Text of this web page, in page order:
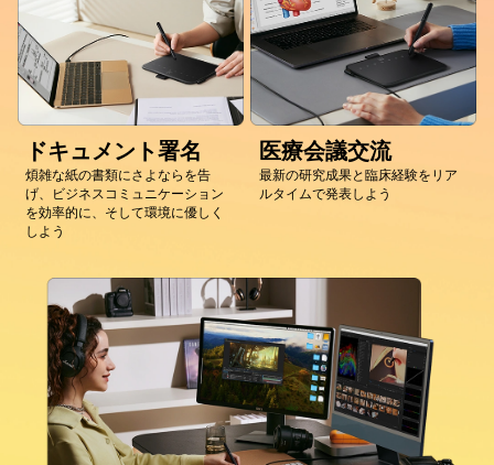
ドキュメント署名
煩雑な紙の書類にさよならを告
げ、ビジネスコミュニケーション
を効率的に、そして環境に優しく
しよう
医療会議交流
最新の研究成果と臨床経験をリア
ルタイムで発表しよう